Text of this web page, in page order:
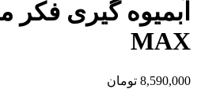
MAX
8,590,000 تومان